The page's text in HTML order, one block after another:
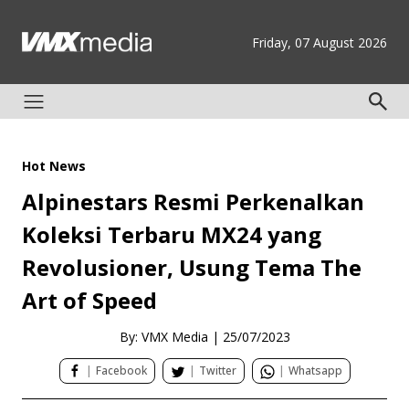
Friday, 07 August 2026
Hot News
Alpinestars Resmi Perkenalkan
Koleksi Terbaru MX24 yang
Revolusioner, Usung Tema The
Art of Speed
By: VMX Media | 25/07/2023
| Facebook | Twitter | Whatsapp